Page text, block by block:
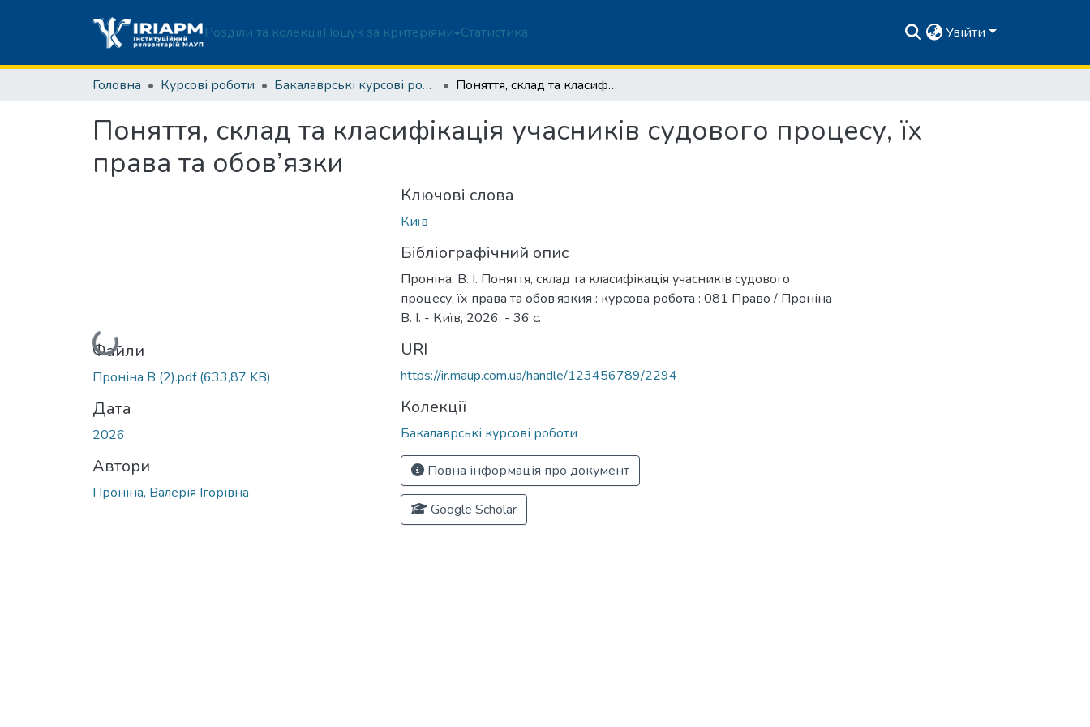
Розділи та колекціїПошук за критеріями Статистика Увійти
Головна Курсові роботи Бакалаврські курсові роботи Поняття, склад та класифікація учасників судового процесу, їх права та обов’язки
Поняття, склад та класифікація учасників судового процесу, їх
права та обов’язки
Вантажиться...
Файли
Проніна В (2).pdf(633,87 KB)
Дата
2026
Автори
Проніна, Валерія Ігорівна
Ключові слова
Київ
Бібліографічний опис
Проніна, В. І. Поняття, склад та класифікація учасників судового
процесу, їх права та обов’язкия : курсова робота : 081 Право / Проніна
В. І. - Київ, 2026. - 36 с.
URI
https://ir.maup.com.ua/handle/123456789/2294
Колекції
Бакалаврські курсові роботи
Повна інформація про документ
Google Scholar